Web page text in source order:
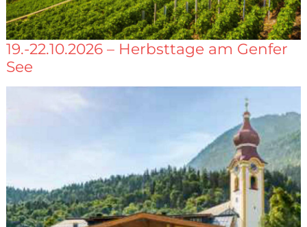
19.-22.10.2026 – Herbsttage am Genfer
See